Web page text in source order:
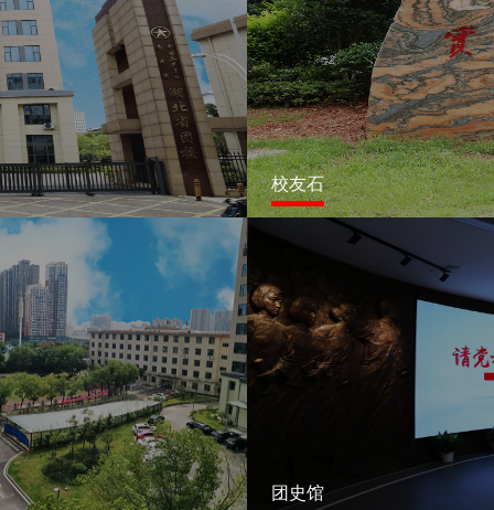
校友石
团史馆